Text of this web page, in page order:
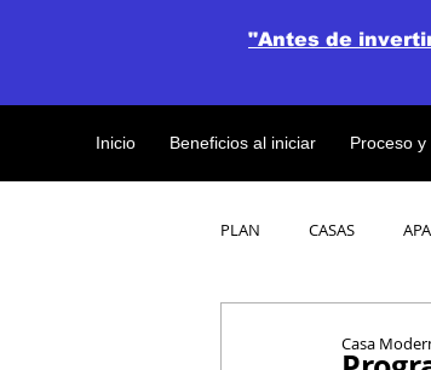
Inicio Beneficios al iniciar Proceso y
"Antes de
PLAN CASAS
Casa